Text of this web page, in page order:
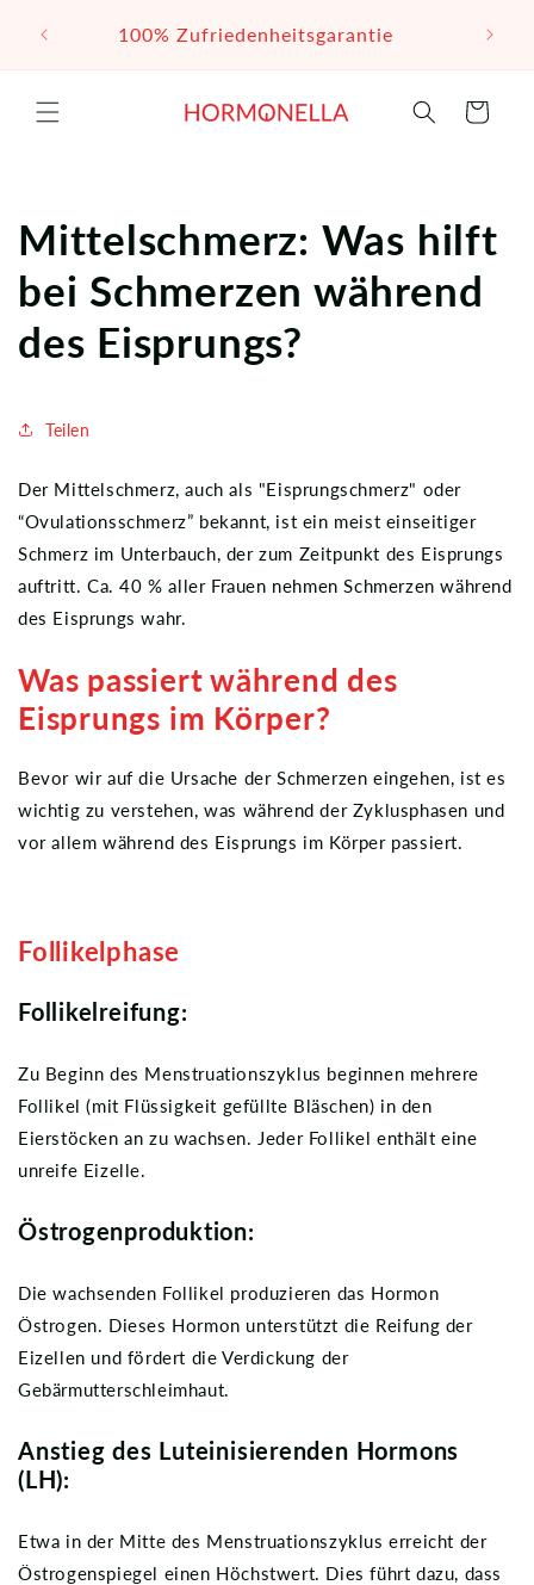
zum
100% Zufriedenheitsgarantie
Warenkorb
Mittelschmerz: Was hilft
bei Schmerzen während
des Eisprungs?
Teilen
Der Mittelschmerz, auch als "Eisprungschmerz" oder
“Ovulationsschmerz” bekannt, ist ein meist einseitiger
Schmerz im Unterbauch, der zum Zeitpunkt des Eisprungs
auftritt. Ca. 40 % aller Frauen nehmen Schmerzen während
des Eisprungs wahr.
Was passiert während des
Eisprungs im Körper?
Bevor wir auf die Ursache der Schmerzen eingehen, ist es
wichtig zu verstehen, was während der Zyklusphasen und
vor allem während des Eisprungs im Körper passiert.
Follikelphase
Follikelreifung:
Zu Beginn des Menstruationszyklus beginnen mehrere
Follikel (mit Flüssigkeit gefüllte Bläschen) in den
Eierstöcken an zu wachsen. Jeder Follikel enthält eine
unreife Eizelle.
Östrogenproduktion:
Die wachsenden Follikel produzieren das Hormon
Östrogen. Dieses Hormon unterstützt die Reifung der
Eizellen und fördert die Verdickung der
Gebärmutterschleimhaut.
Anstieg des Luteinisierenden Hormons
(LH):
Etwa in der Mitte des Menstruationszyklus erreicht der
Östrogenspiegel einen Höchstwert. Dies führt dazu, dass